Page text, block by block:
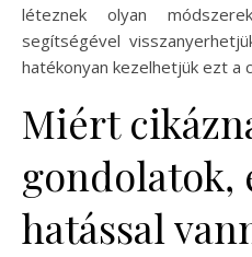
léteznek olyan
segítségével
hatékonyan kezelhetjük ezt a
Miért
gondolatok,
hatással